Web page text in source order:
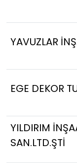
YAVUZLAR
EGE DEKOR
YILDIRIM
SAN.LTD.ŞTİ